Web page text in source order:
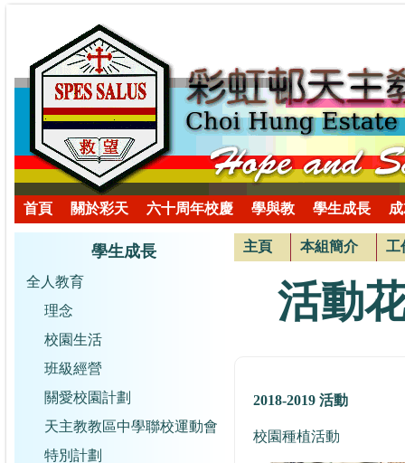
首頁 關於彩天 六十周年校慶 學與教 學生成長
學生成長
全人教育
理念
校園生活
班級經營
關愛校園計劃
天主教教區中學聯校運動會
特別計劃
主頁 本組簡介 工
活動
2018-2019 活動
校園種植活動